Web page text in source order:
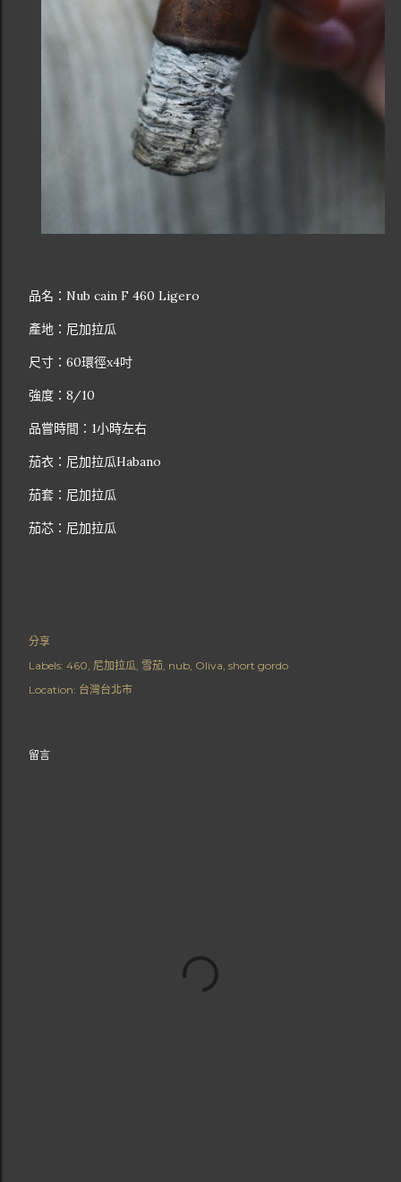
品名：Nub cain F 460 Ligero
產地：尼加拉瓜
尺寸：60環徑x4吋
強度：8/10
品嘗時間：1小時左右
茄衣：尼加拉瓜Habano
茄套：尼加拉瓜
茄芯：尼加拉瓜
分享
Labels: 460 尼加拉瓜 雪茄 nub Oliva short gordo
Location: 台灣台北市
留言